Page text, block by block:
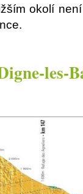
okolí
les-